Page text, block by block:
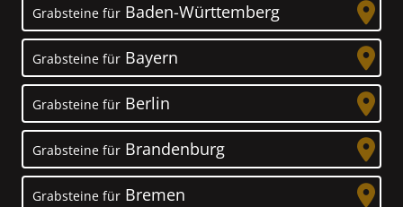
Grabsteine für Baden-Württemberg
Grabsteine für Bayern
Grabsteine für Berlin
Grabsteine für Brandenburg
Grabsteine für Bremen